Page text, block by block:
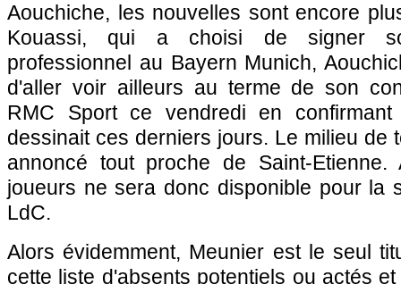
Aouchiche, les nouvelles sont encore
Kouassi, qui a choisi de signer
professionnel au Bayern Munich,
d'aller voir ailleurs au terme de son
RMC Sport ce vendredi en
dessinait ces derniers jours. Le milieu de
annoncé tout proche de Saint-
joueurs ne sera donc disponible pour la
LdC.
Alors évidemment, Meunier est le seul
cette liste d'absents potentiels ou actés